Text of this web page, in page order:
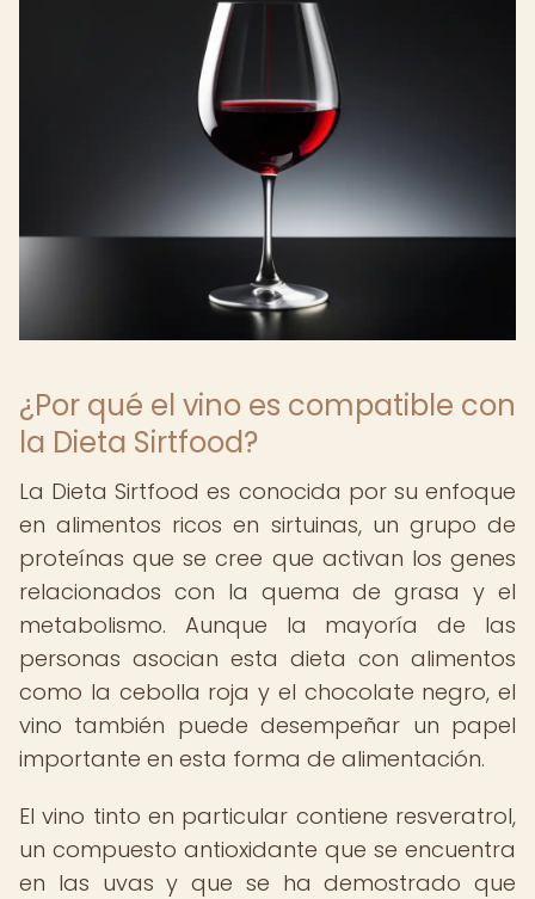
¿Por qué el vino es compatible con
la Dieta Sirtfood?
La Dieta Sirtfood es conocida por su enfoque
en alimentos ricos en sirtuinas, un grupo de
proteínas que se cree que activan los genes
relacionados con la quema de grasa y el
metabolismo. Aunque la mayoría de las
personas asocian esta dieta con alimentos
como la cebolla roja y el chocolate negro, el
vino también puede desempeñar un papel
importante en esta forma de alimentación.
El vino tinto en particular contiene resveratrol,
un compuesto antioxidante que se encuentra
en las uvas y que se ha demostrado que